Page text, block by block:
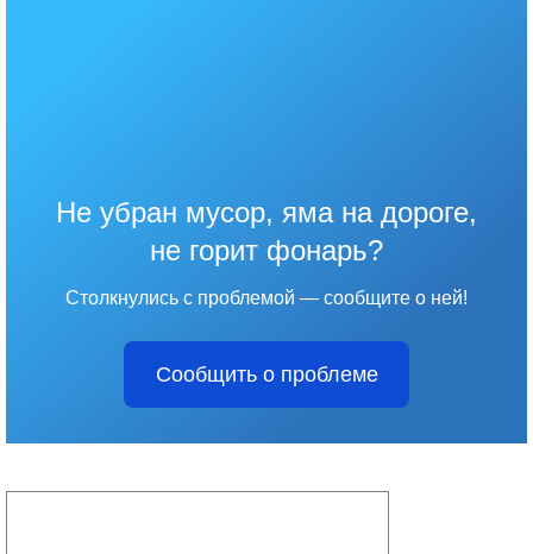
Не убран мусор, яма на дороге,
не горит фонарь?
Столкнулись с проблемой — сообщите о ней!
Сообщить о проблеме